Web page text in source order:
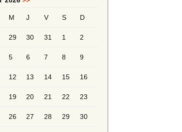
Messieurs 2ème série
Messieurs Golden
M J V S D
29 30 31 1 2
5 6 7 8 9
12 13 14 15 16
19 20 21 22 23
26 27 28 29 30